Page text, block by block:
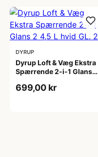
DYRUP
Dyrup Loft & Væg Ekstra
Spærrende 2-i-1 Glans 2
699,00 kr